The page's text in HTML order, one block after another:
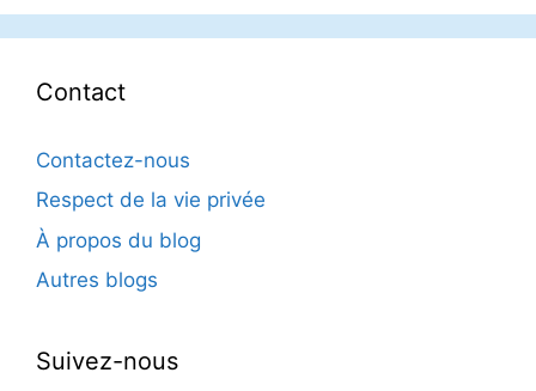
Contact
Contactez-nous
Respect de la vie privée
À propos du blog
Autres blogs
Suivez-nous